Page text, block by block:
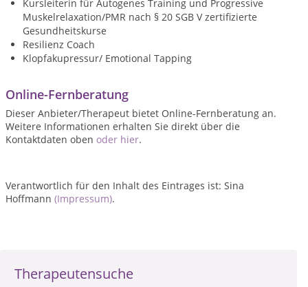
Therapeutensuche
Kursleiterin für Autogenes Training und Progressive
Muskelrelaxation/PMR nach § 20 SGB V zertifizierte
Gesundheitskurse
Resilienz Coach
Klopfakupressur/ Emotional Tapping
Online-Fernberatung
Dieser Anbieter/Therapeut bietet Online-Fernberatung an.
Weitere Informationen erhalten Sie direkt über die
Kontaktdaten oben oder hier.
Verantwortlich für den Inhalt des Eintrages ist: Sina
Hoffmann (Impressum).